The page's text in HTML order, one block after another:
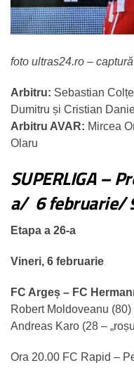
foto ultras24.ro –
Arbitru: Sebastian
Dumitru și Cristian
Arbitru AVAR: Mircea
Olaru
SUPERLIGA –
a/ 6 februarie/
Etapa a 26-a
Vineri, 6 februarie
FC Argeș – FC
Robert Moldoveanu
Andreas Karo (28 –
Ora 20.00 FC Rapid –